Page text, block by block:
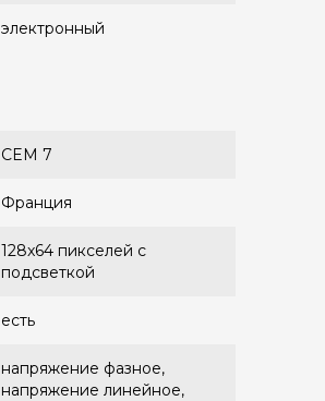
электронный
СEM 7
Франция
128x64 пикселей с
подсветкой
есть
напряжение фазное,
напряжение линейное,